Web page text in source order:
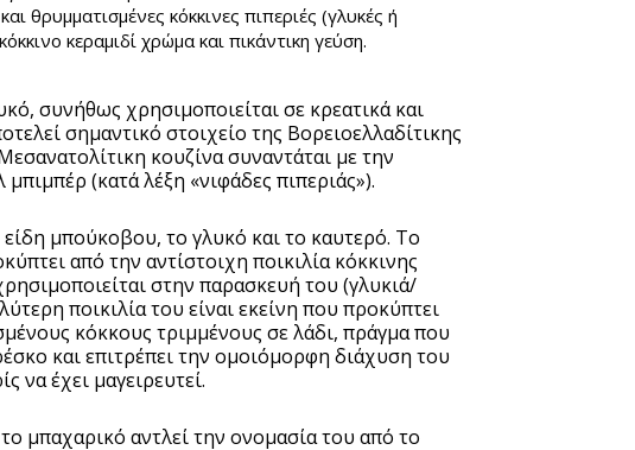
θρυμματισμένες κόκκινες πιπεριές (γλυκές ή
κεραμιδί χρώμα και πικάντικη γεύση.
συνήθως χρησιμοποιείται σε κρεατικά και
σημαντικό στοιχείο της Βορειοελλαδίτικης
κουζίνα συναντάται με την
(κατά λέξη «νιφάδες πιπεριάς»).
μπούκοβου, το γλυκό και το καυτερό. Το
από την αντίστοιχη ποικιλία κόκκινης
στην παρασκευή του (γλυκιά/
ποικιλία του είναι εκείνη που προκύπτει
κόκκους τριμμένους σε λάδι, πράγμα που
και επιτρέπει την ομοιόμορφη διάχυση του
να έχει μαγειρευτεί.
μπαχαρικό αντλεί την ονομασία του από το